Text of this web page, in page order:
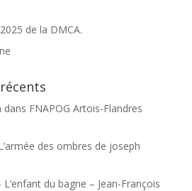
de la DMCA.
dans FNAPOG Artois-Flandres
des ombres de joseph
du bagne – Jean-François